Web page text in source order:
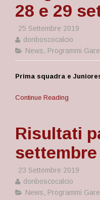
28 e 29
25 Settembre 2019
donboscocalcio
News, Programmi Gare
Prima squadra e
Continue Reading
Risultati
settembre
23 Settembre 2019
donboscocalcio
News, Programmi Gare